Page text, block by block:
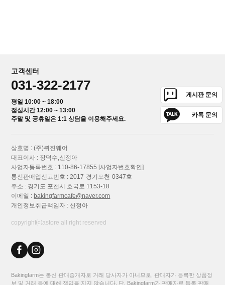
고객센터
031-322-2177
평일 10:00 ~ 18:00
점심시간 12:00 ~ 13:00
주말 및 공휴일은 1:1 상담을 이용해주세요.
게시판 문의
카톡 문의
상호명 : (주)퀴진웨어
대표이사 : 장덕수,신정아
사업자등록번호 : 110-86-17855 [사업자번호확인]
통신판매업신고번호 : 2017-경기포천-0347호
주소 : 경기도 포천시 호국로 1153-18
이메일 :bakingfarmcafe@naver.com
개인정보취급책임자 : 신정아
copyright⒞astore all right reserved
Bakingfarm는 통신 판매중개자로 거래 당사자가 아니므로, 판매자가 등록한 상품정
보 및 거래 등에 대해 책임을 지지 않습니다. 단, Bakingfarm가 판매자로 등록 판매